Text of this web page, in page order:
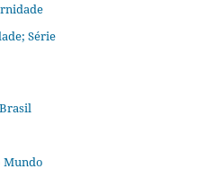
Série
Mundo